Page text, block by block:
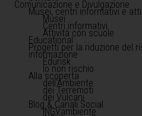
Comunicazione e Divulgazione
Musei, centri informativi e
Musei
Centri informativi
Attività con scuole
Educational
Progetti per la riduzione del
informazione
Edurisk
Io non rischio
Alla scoperta
dell'Ambiente
dei Terremoti
dei Vulcani
Blog & Canali Social
INGVambiente